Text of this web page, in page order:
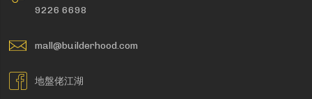
9226 6698
mall@builderhood.com
地盤佬江湖